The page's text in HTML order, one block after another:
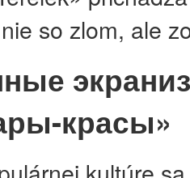
so zlom, ale
красы»